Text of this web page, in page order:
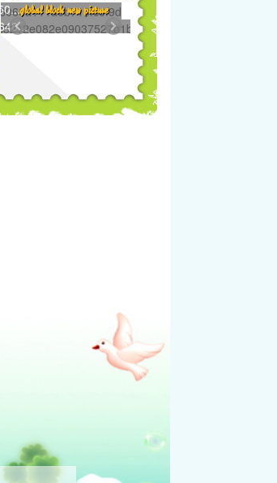
global block new picture